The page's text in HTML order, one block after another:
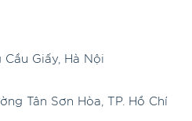
Cầu Giấy, Hà Nội
Tân Sơn Hòa, TP. Hồ Chí